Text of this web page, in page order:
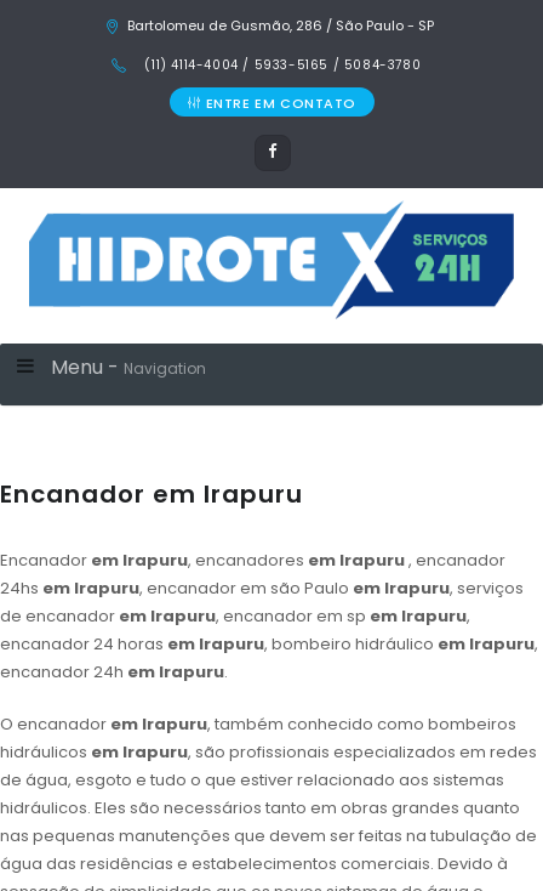
Bartolomeu de Gusmão, 286 / São Paulo - SP
(11) 4114-4004 / 5933-5165 / 5084-3780
ENTRE EM CONTATO
Menu - Navigation
Encanador em Irapuru
Encanador em Irapuru, encanadores em Irapuru, encanador
24hs em Irapuru, encanador em são Paulo em Irapuru, serviços
de encanador em Irapuru, encanador em sp em Irapuru,
encanador 24 horas em Irapuru, bombeiro hidráulico em Irapuru,
encanador 24h em Irapuru.
O encanador em Irapuru, também conhecido como bombeiros
hidráulicos em Irapuru, são profissionais especializados em redes
de água, esgoto e tudo o que estiver relacionado aos sistemas
hidráulicos. Eles são necessários tanto em obras grandes quanto
nas pequenas manutenções que devem ser feitas na tubulação de
água das residências e estabelecimentos comerciais. Devido à